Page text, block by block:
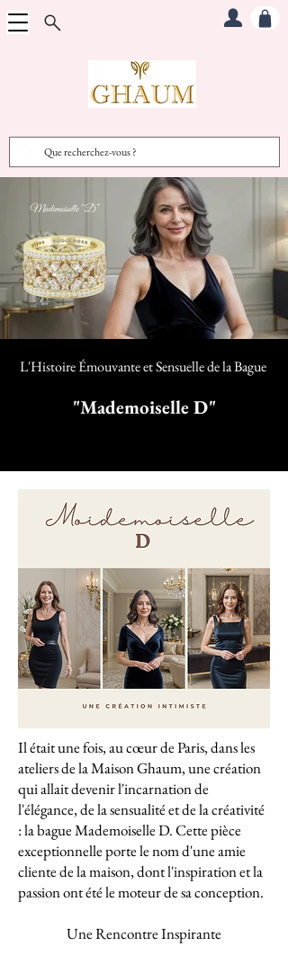
L'Histoire Émouvante et Sensuelle de la Bague
"Mademoiselle D"
Il était une fois, au cœur de Paris, dans les
ateliers de la Maison Ghaum, une création
qui allait devenir l'incarnation de
l'élégance, de la sensualité et de la créativité
: la bague Mademoiselle D. Cette pièce
exceptionnelle porte le nom d'une amie
cliente de la maison, dont l'inspiration et la
passion ont été le moteur de sa conception.
Une Rencontre Inspirante